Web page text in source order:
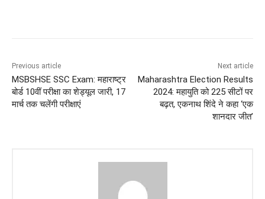
Previous article
MSBSHSE SSC Exam: महाराष्ट्र
बोर्ड 10वीं परीक्षा का शेड्यूल जारी, 17
मार्च तक चलेंगी परीक्षाएं
Next article
Maharashtra Election Results
2024: महायुति को 225 सीटों पर
बढ़त, एकनाथ शिंदे ने कहा ‘एक
शानदार जीत’